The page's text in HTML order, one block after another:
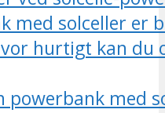
med solceller er
hurtigt kan du
powerbank med